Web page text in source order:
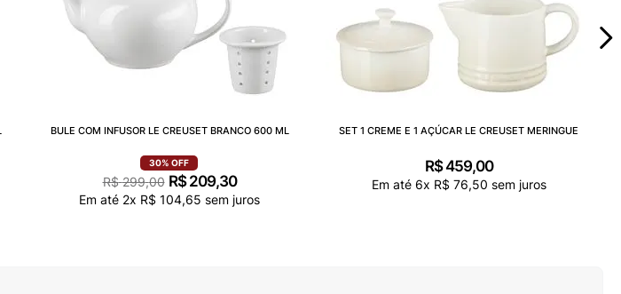
BULE COM INFUSOR LE CREUSET BRANCO 600 ML
30% OFF
R$ 299,00 R$ 209,30
Em até 2x R$ 104,65 sem juros
SET 1 CREME E 1 AÇÚCAR LE CREUSET MERINGUE
R$459,00
Em até 6x R$ 76,50 sem juros